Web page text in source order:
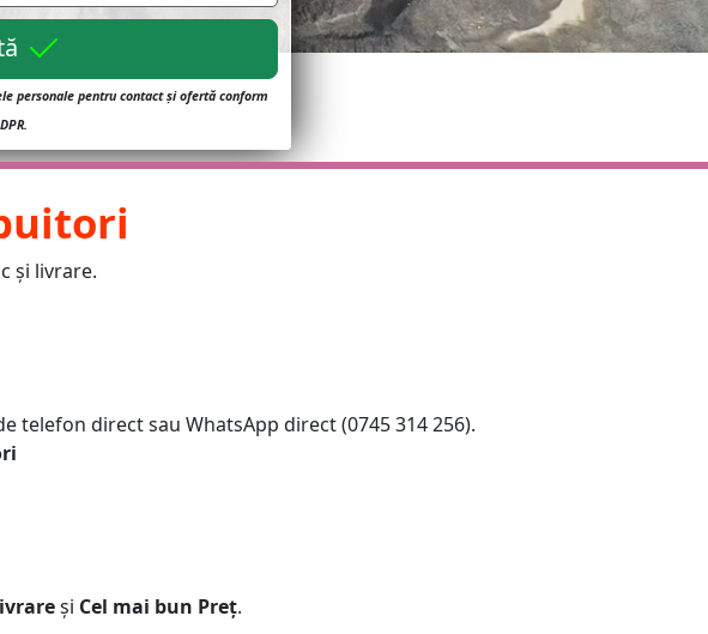
personale pentru contact și ofertă conform
și livrare.
direct sau WhatsApp direct (0745 314 256).
și Cel mai bun Preț.